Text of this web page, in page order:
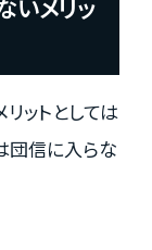
ットとしては
団信に入らな